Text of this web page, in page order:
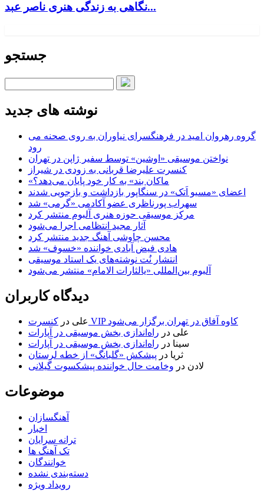
نگاهی به زندگی هنری ناصر عبد...
جستجو
نوشته های جدید
گروه رهروان امید در فرهنگسرای نیاوران به روی صحنه می
رود
نواختن موسیقی «اوشین» توسط سفیر ژاپن در تهران
کنسرت علیرضا قربانی به زودی در شیراز
«ماکان بند» به کار خود پایان می‌دهد؟
اعضای «مسیو اَتک» در سنگاپور بازداشت و بازجویی شدند
سهراب پورناظری عضو آکادمی «گرمی» شد
مرکز موسیقی حوزه هنری آلبوم منتشر کرد
آثار مجید انتظامی اجرا می‌شود
محسن چاوشی آهنگ جدید منتشر کرد
هادی فیض آبادی خواننده «خسوف» شد
انتشار نُت نوشته‌های یک استاد موسیقی
آلبوم بین‌المللی «یالثارات الامام» منتشر می‌شود
دیدگاه کاربران
علی در
کنسرت VIP کاوه آفاق در تهران برگزار می‌شود
علی در راه‌اندازی بخش موسیقی در آپارات
سینا در راه‌اندازی بخش موسیقی در آپارات
ثریا در پیشکش «گلبانگ» از خطه لرستان
لادن در وخامت حال خواننده پیشکسوت گیلانی
موضوعات
آهنگسازان
اخبار
ترانه سرایان
تک آهنگ ها
خوانندگان
دسته‌بندی نشده
رویداد ویژه